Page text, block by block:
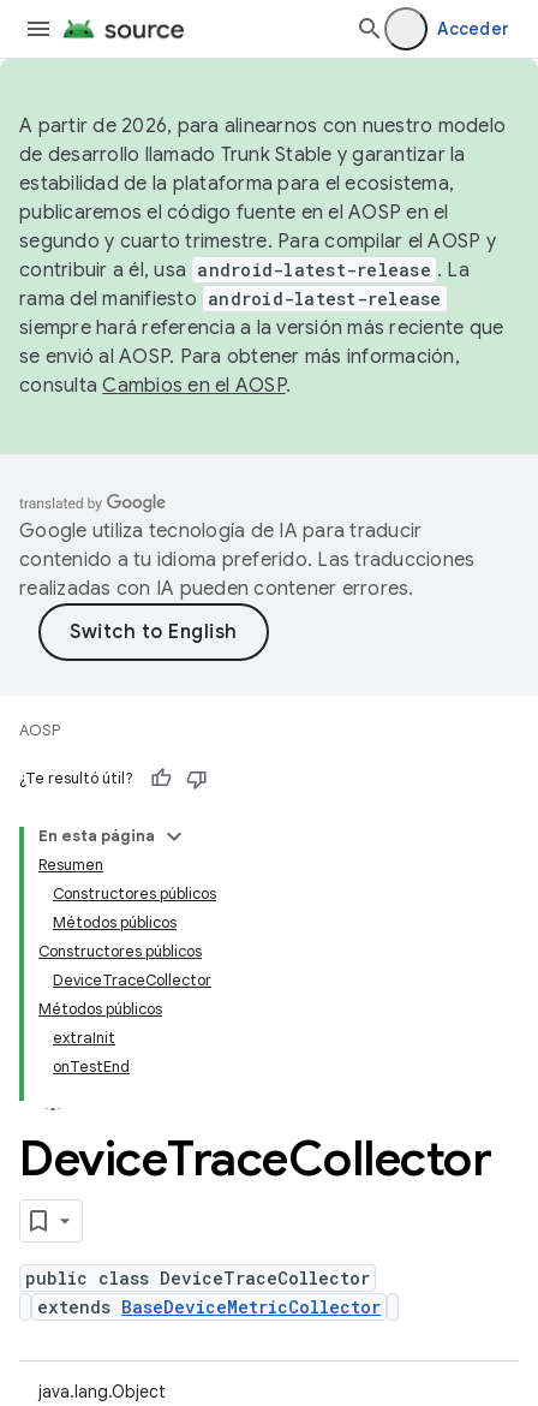
Acceder
A partir de 2026, para alinearnos con nuestro modelo
de desarrollo llamado Trunk Stable y garantizar la
estabilidad de la plataforma para el ecosistema,
publicaremos el código fuente en el AOSP en el
segundo y cuarto trimestre. Para compilar el AOSP y
contribuir a él, usa android-latest-release . La
rama del manifiesto android-latest-release
siempre hará referencia a la versión más reciente que
se envió al AOSP. Para obtener más información,
consultaCambios en el AOSP.
Google utiliza tecnología de IA para traducir
contenido a tu idioma preferido. Las traducciones
realizadas con IA pueden contener errores.
AOSP
¿Te resultó útil?
En esta página
Resumen
Constructores públicos
Métodos públicos
Constructores públicos
DeviceTraceCollector
Métodos públicos
extraInit
onTestEnd
DeviceTraceCollector
public class DeviceTraceCollector
extends BaseDeviceMetricCollector
java.lang.Object